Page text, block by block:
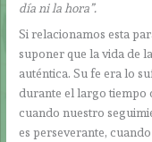
día ni la hora”.
Si relacionamos esta
suponer que la vida de
auténtica. Su fe era lo
durante el largo tiempo
cuando nuestro
es perseverante,